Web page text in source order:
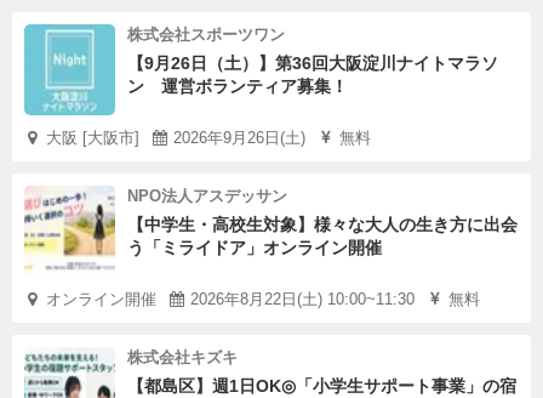
株式会社スポーツワン
【9月26日（土）】第36回大阪淀川ナイトマラソ
ン 運営ボランティア募集！
大阪 [大阪市] 2026年9月26日(土) 無料
NPO法人アスデッサン
【中学生・高校生対象】様々な大人の生き方に出会
う「ミライドア」オンライン開催
オンライン開催 2026年8月22日(土) 10:00~11:30 無料
株式会社キズキ
【都島区】週1日OK◎「小学生サポート事業」の宿